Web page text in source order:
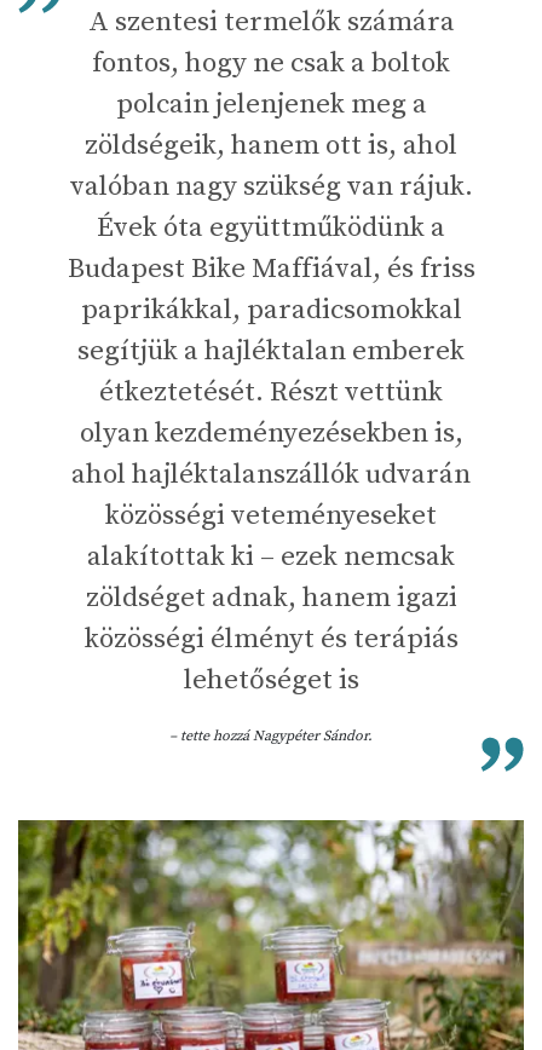
A szentesi termelők számára
fontos, hogy ne csak a boltok
polcain jelenjenek meg a
zöldségeik, hanem ott is, ahol
valóban nagy szükség van rájuk.
Évek óta együttműködünk a
Budapest Bike Maffiával, és friss
paprikákkal, paradicsomokkal
segítjük a hajléktalan emberek
étkeztetését. Részt vettünk
olyan kezdeményezésekben is,
ahol hajléktalanszállók udvarán
közösségi veteményeseket
alakítottak ki – ezek nemcsak
zöldséget adnak, hanem igazi
közösségi élményt és terápiás
lehetőséget is
– tette hozzá Nagypéter Sándor.